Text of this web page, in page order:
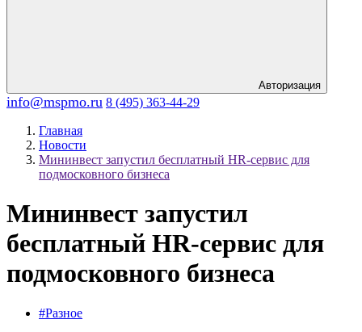
Авторизация
info@mspmo.ru 8 (495) 363-44-29
Главная
Новости
Мининвест запустил бесплатный HR-сервис для
подмосковного бизнеса
Мининвест запустил
бесплатный HR-сервис для
подмосковного бизнеса
#Разное